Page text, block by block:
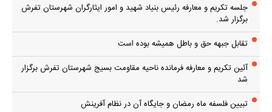
جلسه تکریم و معارفه رئیس بنیاد شهید و امور ایثارگران شهرستان تفرش
برگزار شد.
تقابل جبهه حق و باطل همیشه بوده است
آئین تکریم و معارفه فرمانده ناحیه مقاومت بسیج شهرستان تفرش برگزار
شد
تبیین فلسفه ماه رمضان و جایگاه آن در نظام آفرینش